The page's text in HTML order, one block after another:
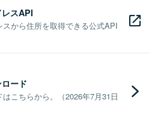
スAPI
から住所を取得できる公式API
ード
こちらから。（2026年7月31日